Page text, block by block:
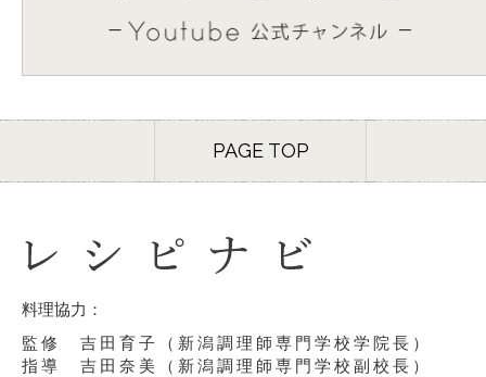
PAGE TOP
料理協力：
監修 吉田育子（新潟調理師専門学校学院長）
指導 吉田奈美（新潟調理師専門学校副校長）